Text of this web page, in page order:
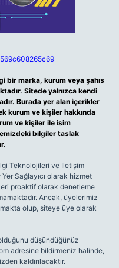
bir marka, kurum veya şahıs
Sitede yalnızca kendi
Burada yer alan içerikler
kurum ve kişiler hakkında
ve kişiler ile isim
bilgiler taslak
Teknolojileri ve İletişim
Sağlayıcı olarak hizmet
proaktif olarak denetleme
Ancak, üyelerimiz
olup, siteye üye olarak
düşündüğünüz
adresine bildirmeniz halinde,
kaldırılacaktır.